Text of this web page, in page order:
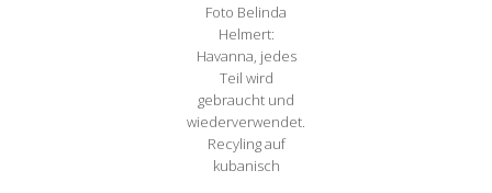
Foto Belinda
Helmert:
Havanna, jedes
Teil wird
gebraucht und
wiederverwendet.
Recyling auf
kubanisch